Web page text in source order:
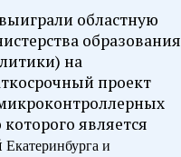
областную
образования
на
проект
является
Екатеринбурга и